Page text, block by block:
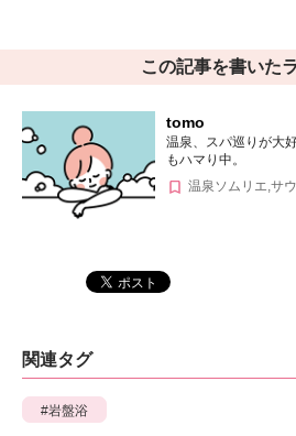
この記事を書いた
tomo
温泉、スパ巡りが大
もハマり中。
温泉ソムリエ,サ
関連タグ
岩盤浴